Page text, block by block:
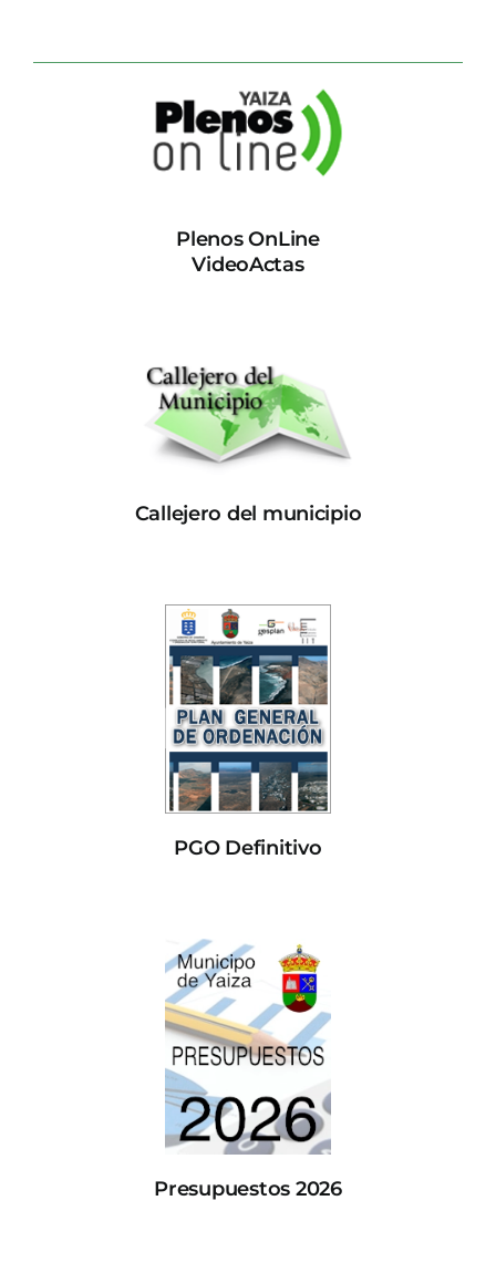
Plenos OnLine
VideoActas
Callejero del municipio
PGO Definitivo
Presupuestos 2026